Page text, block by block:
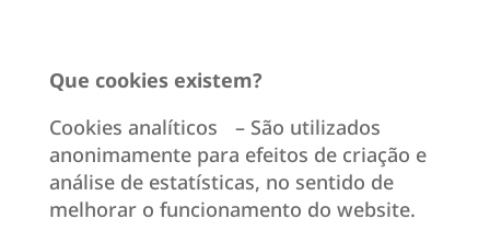
Que cookies existem?
Cookies analíticos – São utilizados
anonimamente para efeitos de criação e
análise de estatísticas, no sentido de
melhorar o funcionamento do website.